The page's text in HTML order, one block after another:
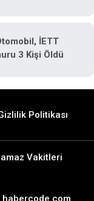
İETT
3 Kişi Öldü
Politikası
Vakitleri
habercode.com